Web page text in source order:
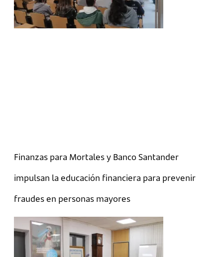
Finanzas para Mortales y Banco Santander
impulsan la educación financiera para prevenir
fraudes en personas mayores